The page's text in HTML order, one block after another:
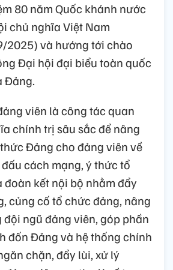
80 năm Quốc khánh nước
chủ nghĩa Việt Nam
2025) và hướng tới chào
Đại hội đại biểu toàn quốc
Đảng.
viên là công tác quan
chính trị sâu sắc để nâng
Đảng cho đảng viên về
cách mạng, ý thức tổ
kết nội bộ nhằm đẩy
củng cố tổ chức đảng, nâng
ngũ đảng viên, góp phần
đốn Đảng và hệ thống chính
chặn, đẩy lùi, xử lý